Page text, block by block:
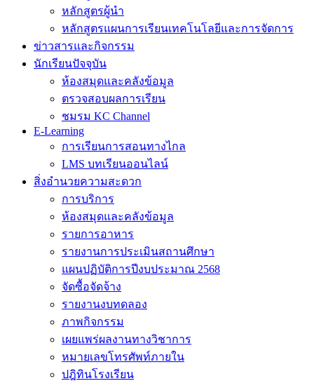
หลักสูตรผู้นำ
หลักสูตรแผนการเรียนเทคโนโลยีและการจัดการ
ข่าวสารและกิจกรรม
นักเรียนปัจจุบัน
ห้องสมุดและคลังข้อมูล
ตรวจสอบผลการเรียน
ชมรม KC Channel
E-Learning
การเรียนการสอนทางไกล
LMS บทเรียนออนไลน์
สิ่งอำนวยความสะดวก
การบริการ
ห้องสมุดและคลังข้อมูล
รายการอาหาร
รายงานการประเมินสถานศึกษา
แผนปฏิบัติการปีงบประมาณ 2568
จัดซื้อจัดจ้าง
รายงานงบทดลอง
ภาพกิจกรรม
เผยแพร่ผลงานทางวิชาการ
หมายเลขโทรศัพท์ภายใน
ปฎิทินโรงเรียน